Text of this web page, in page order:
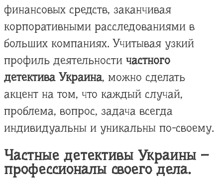
финансовых средств, заканчивая
корпоративными расследованиями в
больших компаниях. Учитывая узкий
профиль деятельности частного
детектива Украина, можно сделать
акцент на том, что каждый случай,
проблема, вопрос, задача всегда
индивидуальны и уникальны по-своему.
Частные детективы Украины –
профессионалы своего дела.